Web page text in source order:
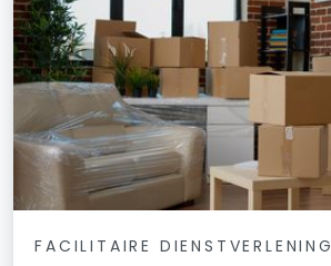
FACILITAIRE DIENSTVERLENING